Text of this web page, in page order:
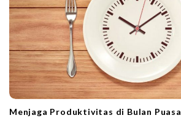
Menjaga Produktivitas di Bulan Puasa